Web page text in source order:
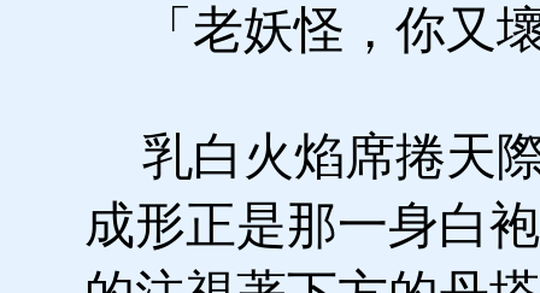
「老妖怪，你又
乳白火焰席捲天
成形正是那一身白